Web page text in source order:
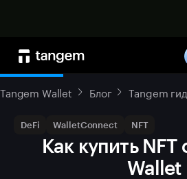
Tangem Wallet Блог Tangem гид
DeFi WalletConnect NFT
Как купить NFT
Wallet